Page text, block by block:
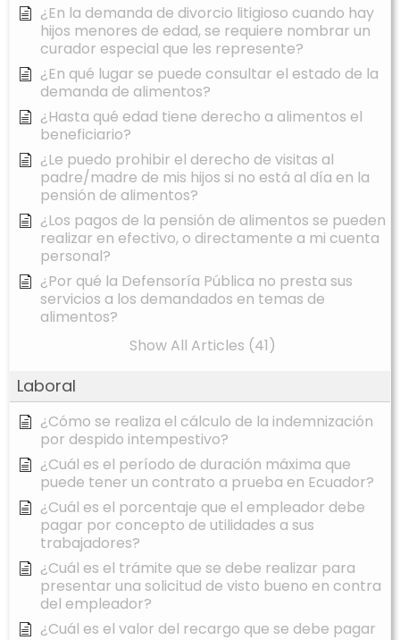
¿En la demanda de divorcio litigioso cuando hay
hijos menores de edad, se requiere nombrar un
curador especial que les represente?
¿En qué lugar se puede consultar el estado de la
demanda de alimentos?
¿Hasta qué edad tiene derecho a alimentos el
beneficiario?
¿Le puedo prohibir el derecho de visitas al
padre/madre de mis hijos si no está al día en la
pensión de alimentos?
¿Los pagos de la pensión de alimentos se pueden
realizar en efectivo, o directamente a mi cuenta
personal?
¿Por qué la Defensoría Pública no presta sus
servicios a los demandados en temas de
alimentos?
Show All Articles (41)
Laboral
¿Cómo se realiza el cálculo de la indemnización
por despido intempestivo?
¿Cuál es el período de duración máxima que
puede tener un contrato a prueba en Ecuador?
¿Cuál es el porcentaje que el empleador debe
pagar por concepto de utilidades a sus
trabajadores?
¿Cuál es el trámite que se debe realizar para
presentar una solicitud de visto bueno en contra
del empleador?
¿Cuál es el valor del recargo que se debe pagar